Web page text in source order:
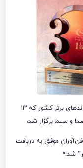
در سومین اجلاس سراسری مسئولیت اجتماعی برندهای برتر کشور که ۱۳
موفق به دریافت
شد.*